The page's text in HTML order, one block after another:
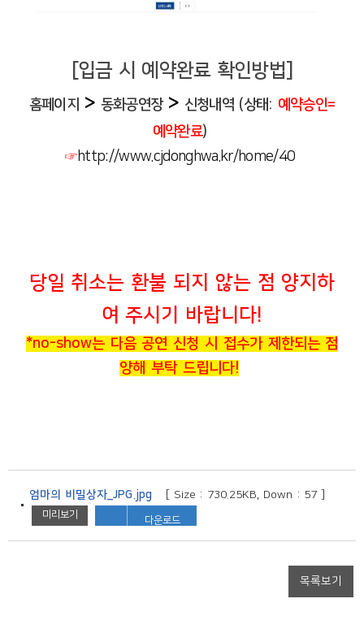
[입금 시 예약완료 확인방법]
홈페이지 > 동화공연장 > 신청내역 (상태: 예약승인=
예약완료)
☞http://www.cjdonghwa.kr/home/40
당일 취소는 환불 되지 않는 점 양지하
여 주시기 바랍니다!
*no-show는 다음 공연 신청 시 접수가 제한되는 점
양해 부탁 드립니다!
엄마의 비밀상자_JPG.jpg [ Size : 730.25KB, Down : 57 ]
미리보기 다운로드
목록보기